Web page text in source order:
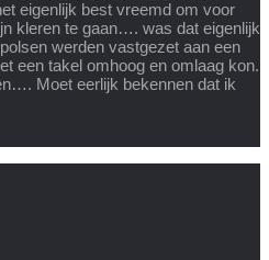
eigenlijk best vreemd om voor
kleren te gaan…. was dat eigenlijk
werden vastgezet aan een
een takel omhoog en omlaag kon.
Moet eerlijk bekennen dat ik